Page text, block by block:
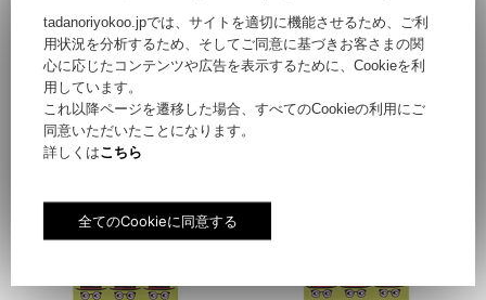
tadanoriyokoo.jpでは、サイトを適切に機能させるため、ご利
用状況を分析するため、そしてご同意に基づきお客さまの関
心に応じたコンテンツや広告を表示するために、Cookieを利
用しています。
これ以降ページを遷移した場合、すべてのCookieの利用にご
同意いただいたことになります。
詳しくはこちら